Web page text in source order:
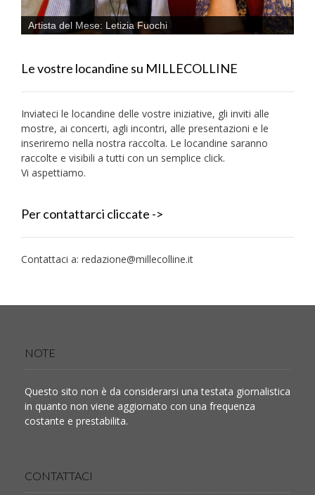
Artista del Mese: Letizia Fuochi
Le vostre locandine su MILLECOLLINE
Inviateci le locandine delle vostre iniziative, gli inviti alle
mostre, ai concerti, agli incontri, alle presentazioni e le
inseriremo nella nostra raccolta. Le locandine saranno
raccolte e visibili a tutti con un semplice click.
Vi aspettiamo.
Per contattarci cliccate ->
Contattaci a: redazione@millecolline.it
NOTE
Questo sito non è da considerarsi una testata giornalistica
in quanto non viene aggiornato con una frequenza
costante e prestabilita.
CONTATTACI